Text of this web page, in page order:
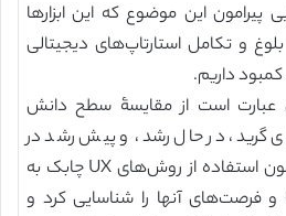
این موضوع که این ابزارها
و تکامل استارتاپ‌های دیجیتالی
کمبود داریم.
است از مقایسۀ سطح دانش
گرید، در حال رشد، و پیش رشد در
مراکز رشد دانشگاهی، پیرامون استفاده از روش‌های UX چابک به
فرصت‌های آنها را شناسایی کرد و